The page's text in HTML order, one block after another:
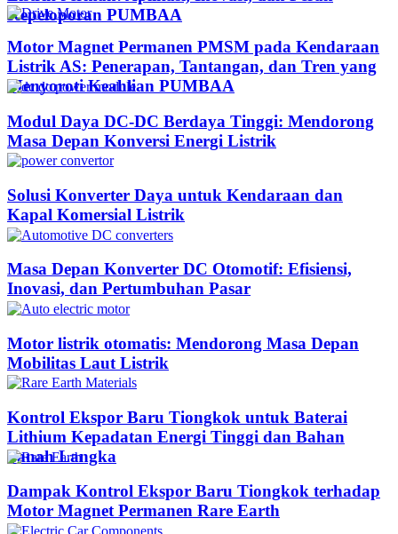
Kepeloporan PUMBAA​
Motor Magnet Permanen PMSM pada Kendaraan
Listrik AS: Penerapan, Tantangan, dan Tren yang
Menyoroti Keahlian PUMBAA​
Modul Daya DC-DC Berdaya Tinggi: Mendorong
Masa Depan Konversi Energi Listrik
Solusi Konverter Daya untuk Kendaraan dan
Kapal Komersial Listrik
Masa Depan Konverter DC Otomotif: Efisiensi,
Inovasi, dan Pertumbuhan Pasar
Motor listrik otomatis: Mendorong Masa Depan
Mobilitas Laut Listrik
Kontrol Ekspor Baru Tiongkok untuk Baterai
Lithium Kepadatan Energi Tinggi dan Bahan
Tanah Langka
Dampak Kontrol Ekspor Baru Tiongkok terhadap
Motor Magnet Permanen Rare Earth